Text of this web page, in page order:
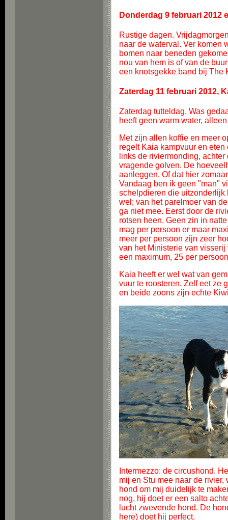
Donderdag 9 februari 2012
Rustige dagen.
naar de waterval. Ver komen
bomen naar beneden
nou van hem is of van de
een knotsgekke band bij The
Zaterdag 11 februari 2012,
Zaterdag tutteldag. Was
heeft geen warm water,
Met zijn allen koffie en meer
regelt Kaia kampvuur en
links de riviermonding,
vragende golven. De
aanleggen. Of dat hier
Vandaag ben ik geen "man"
schelpdieren die uitzonderlijk
wel; van het parelmoer van
ga niet mee. Eerst door de
rotsen heen. Geen zin in
mag per persoon er maar
meer per persoon zijn zeer
van het Ministerie van
een maximum, 25 per
Kaia heeft er wel wat van
vuur te roosteren. Zelf eet ze
en beide zoons zijn echte
Intermezzo: de circushond.
mij en Stu mee naar de
hond om mij duidelijk te
nog, hij doet er een salto
lucht zwevende hond. De
here) doet hij perfect.